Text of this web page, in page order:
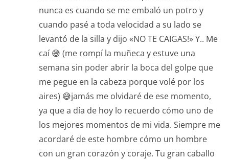
nunca es cuando se me embaló un potro y
cuando pasé a toda velocidad a su lado se
levantó de la silla y dijo «NO TE CAIGAS!» Y.. Me
caí 😅 (me rompí la muñeca y estuve una
semana sin poder abrir la boca del golpe que
me pegue en la cabeza porque volé por los
aires) 😅jamás me olvidaré de ese momento,
ya que a día de hoy lo recuerdo cómo uno de
los mejores momentos de mi vida. Siempre me
acordaré de este hombre cómo un hombre
con un gran corazón y coraje. Tu gran caballo